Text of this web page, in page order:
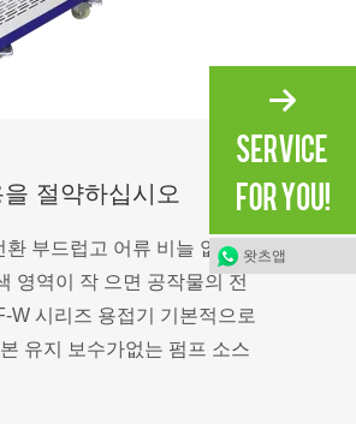
절약하십시오
부드럽고 어류 비늘 없음.
영역이 작 으면 공작물의 전
W 시리즈 용접기 기본적으로
유지 보수가없는 펌프 소스
왓츠앱